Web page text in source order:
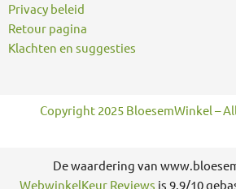
Privacy beleid
Retour pagina
Klachten en suggesties
Copyright 2025 BloesemWinkel –
De waardering van
WebwinkelKeur Reviews is 9.9/10